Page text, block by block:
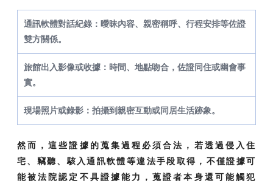
通訊軟體對話紀錄：曖昧內容、親密稱呼、行程安排等佐證
雙方關係。
旅館出入影像或收據：時間、地點吻合，佐證同住或幽會事
實。
現場照片或錄影：拍攝到親密互動或同居生活跡象。
然而，這些證據的蒐集過程必須合法，若透過侵入住
宅、竊聽、駭入通訊軟體等違法手段取得，不僅證據可
能被法院認定不具證據能力，蒐證者本身還可能觸犯